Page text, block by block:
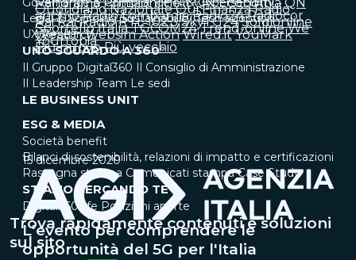
Legal & Sourcing Sustainability Tech adoption
UX Research
UNO SGUARDO A 360°
Il Gruppo Digital360 Il Consiglio di Amministrazione
Il Leadership Team Le sedi
LE BUSINESS UNIT
ESG & MEDIA
Società benefit
Bilanci di sostenibilità, relazioni di impatto e certificazioni
Rassegna stampa Comunicati stampa Case Study
STIAMO CERCANDO TE
Digital360 life Posizioni aperte
Trova rapidamente contenuti e soluzioni
sul sito
Quotidiano Nazionale Qui Finanza Radio
anch'io Radio Lombardia Radio24 Radiocor
Rai Rai Radio RTL 102.5 SkyTG24 Soldionline
Sportello Italia TGCOM24 Trend-online We
Wealth Websim Action Wired.it YouMark
Yourtopia
Più nuovo Più vecchio
15 dicembre 2020
L'evento per comprendere le
opportunità del 5G per l'Italia